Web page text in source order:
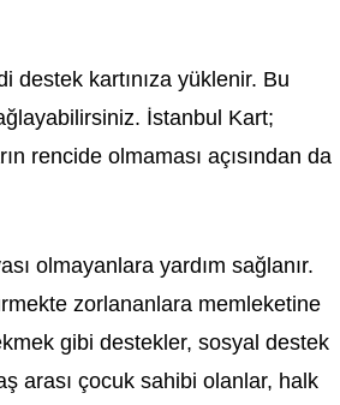
destek kartınıza yüklenir. Bu
İstanbul Kart;
rencide olmaması açısından da
olmayanlara yardım sağlanır.
zorlananlara memleketine
gibi destekler, sosyal destek
arası çocuk sahibi olanlar, halk